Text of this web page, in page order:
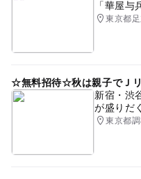
「華屋与
東京都
☆無料招待☆秋は親子でＪリ
新宿・渋
が盛りだ
東京都